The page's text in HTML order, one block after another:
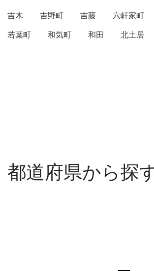
吉木
吉野町 吉藤 六軒家町
若葉町
和気町 和田 北土居
都道府県から探